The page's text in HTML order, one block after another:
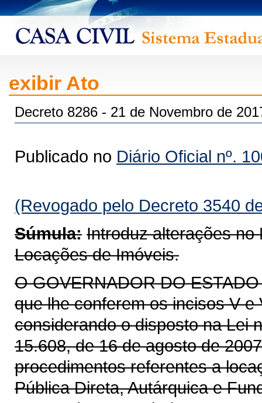
exibir Ato
Decreto 8286 - 21 de Novembro de
Publicado no Diário Oficial nº.
(Revogado pelo Decreto 3540
Súmula: Introduz alterações no
Locações de Imóveis.
O GOVERNADOR DO
que lhe conferem os incisos V
considerando o disposto na Lei
15.608, de 16 de agosto de
procedimentos referentes a
Pública Direta, Autárquica e